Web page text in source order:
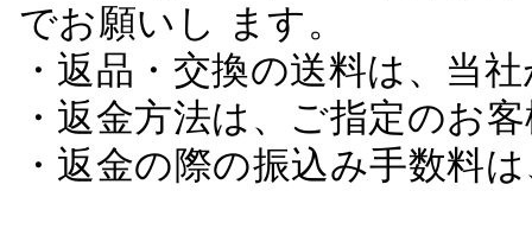
でお願いし ます。
・返品・交換の送料は、当
・返金方法は、ご指定のお
・返金の際の振込み手数料